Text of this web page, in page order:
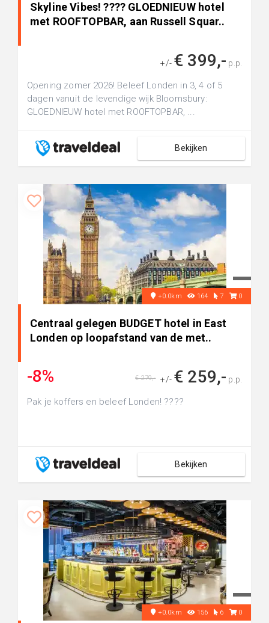
Skyline Vibes! ???? GLOEDNIEUW hotel
met ROOFTOPBAR, aan Russell Squar..
+/- € 399,- p.p.
Opening zomer 2026! Beleef Londen in 3, 4 of 5
dagen vanuit de levendige wijk Bloomsbury:
GLOEDNIEUW hotel met ROOFTOPBAR, ...
Bekijken
+0.0km 164 7 0
Centraal gelegen BUDGET hotel in East
Londen op loopafstand van de met..
-8% +/- € 259,- p.p.
€ 279,-
Pak je koffers en beleef Londen! ????
Bekijken
+0.0km 156 6 0